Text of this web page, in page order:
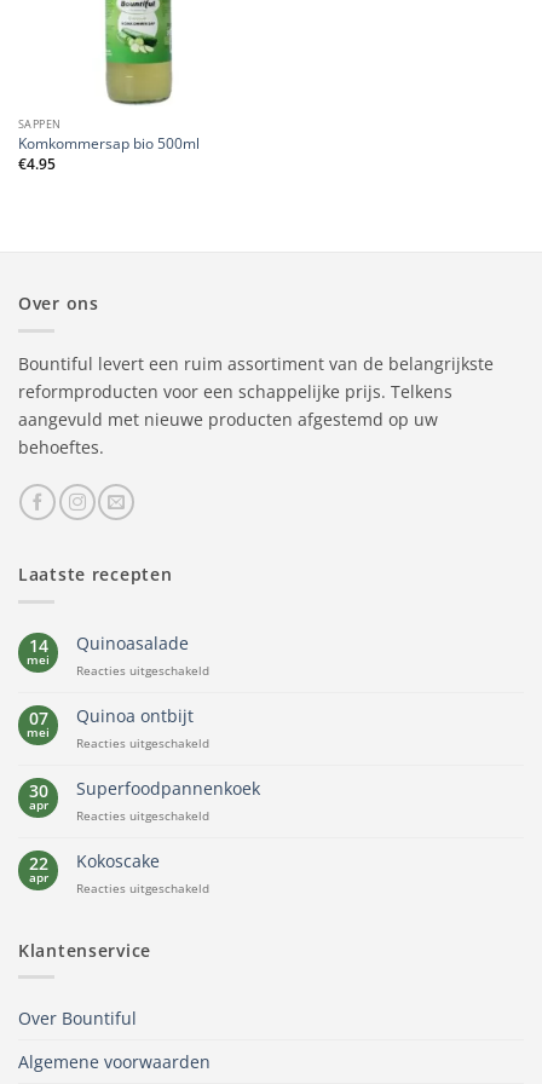
SAPPEN
Komkommersap bio 500ml
€4.95
Over ons
Bountiful levert een ruim assortiment van de belangrijkste
reformproducten voor een schappelijke prijs. Telkens
aangevuld met nieuwe producten afgestemd op uw
behoeftes.
Laatste recepten
14
mei
Quinoasalade
Reacties uitgeschakeldvoor
07
mei
Quinoa ontbijt
Reacties uitgeschakeldvoor
ontbijt
30
apr
Superfoodpannenkoek
Reacties uitgeschakeldvoor
22
apr
Kokoscake
Reacties uitgeschakeldvoor
Klantenservice
Over Bountiful
Algemene voorwaarden